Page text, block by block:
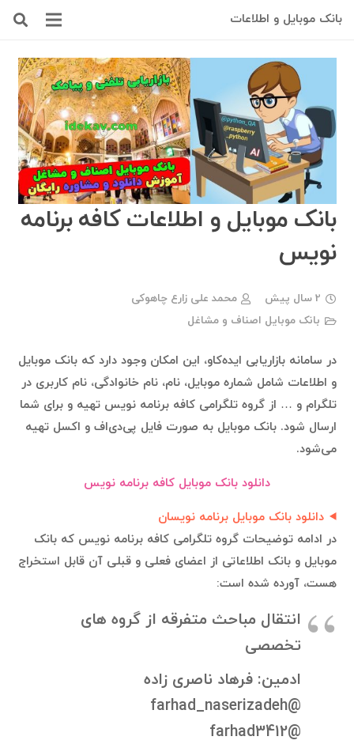
بانک موبایل و اطلاعات
بانک موبایل و اطلاعات کافه برنامه
نویس
2 سال پیش
محمد علی زارع چاهوکی
بانک موبایل اصناف و مشاغل
در سامانه بازاریابی ایده‌کاو، این امکان وجود دارد که بانک موبایل
و اطلاعات شامل شماره موبایل، نام، نام خانوادگی، نام کاربری در
تلگرام و … از گروه تلگرامی کافه برنامه نویس تهیه و برای شما
ارسال شود. بانک موبایل به صورت فایل پی‌دی‌اف و اکسل تهیه
می‌شود.
دانلود بانک موبایل کافه برنامه نویس
دانلود بانک موبایل برنامه نویسان
در ادامه توضیحات گروه تلگرامی کافه برنامه نویس که بانک
موبایل و بانک اطلاعاتی از اعضای فعلی و قبلی آن قابل استخراج
هست، آورده شده است:
انتقال مباحث متفرقه از گروه های
تخصصی
ادمین: فرهاد ناصری زاده
@farhad_naserizadeh
@farhad3412